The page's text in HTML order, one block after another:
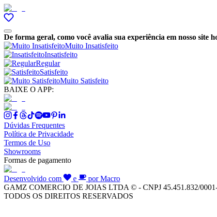
De forma geral, como você avalia sua experiência em nosso site
Muito Insatisfeito
Insatisfeito
Regular
Satisfeito
Muito Satisfeito
BAIXE O APP:
Dúvidas Frequentes
Política de Privacidade
Termos de Uso
Showrooms
Formas de pagamento
Desenvolvido com e
por Macro
GAMZ COMERCIO DE JOIAS LTDA © - CNPJ 45.451.832/
TODOS OS DIREITOS RESERVADOS